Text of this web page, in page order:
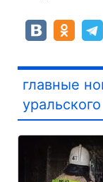
главные
уральского